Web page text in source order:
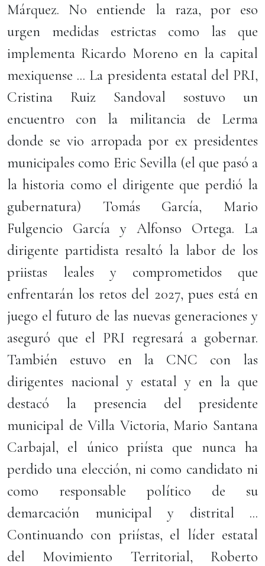
Márquez. No entiende la raza, por eso
urgen medidas estrictas como las que
implementa Ricardo Moreno en la capital
mexiquense ... La presidenta estatal del PRI,
Cristina Ruiz Sandoval sostuvo un
encuentro con la militancia de Lerma
donde se vio arropada por ex presidentes
municipales como Eric Sevilla (el que pasó a
la historia como el dirigente que perdió la
gubernatura) Tomás García, Mario
Fulgencio García y Alfonso Ortega. La
dirigente partidista resaltó la labor de los
priistas leales y comprometidos que
enfrentarán los retos del 2027, pues está en
juego el futuro de las nuevas generaciones y
aseguró que el PRI regresará a gobernar.
También estuvo en la CNC con las
dirigentes nacional y estatal y en la que
destacó la presencia del presidente
municipal de Villa Victoria, Mario Santana
Carbajal, el único priísta que nunca ha
perdido una elección, ni como candidato ni
como responsable político de su
demarcación municipal y distrital ...
Continuando con priístas, el líder estatal
del Movimiento Territorial, Roberto